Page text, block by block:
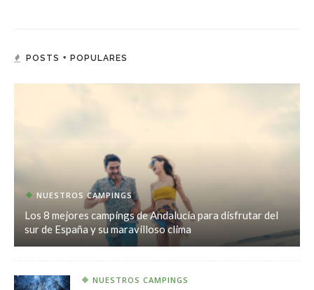
POSTS + POPULARES
NUESTROS CAMPINGS
Los 8 mejores campings de Andalucía para disfrutar del
sur de España y su maravilloso clima
NUESTROS CAMPINGS